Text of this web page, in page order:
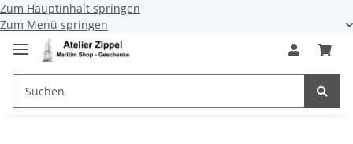
Zum Hauptinhalt springen
Zum Menü springen